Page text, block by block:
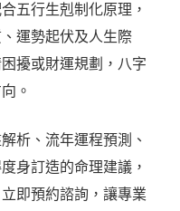
五行生剋制化原理，
運勢起伏及人生際
擾或財運規劃，八字
。
析、流年運程預測、
身訂造的命理建議，
即預約諮詢，讓專業